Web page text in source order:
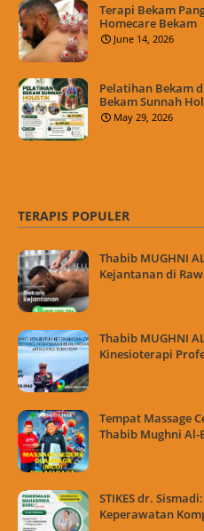
Terapi Bekam
Homecare Bekam
June 14, 2026
Pelatihan Bekam
Bekam Sunnah
May 29, 2026
TERAPIS POPULER
Thabib MUGHNI
Kejantanan di
Thabib MUGHNI
Kinesioterapi
Tempat Massage
Thabib Mughni
STIKES dr.
Keperawatan